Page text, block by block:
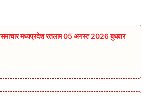
समाचार मध्यप्रदेश रतलाम 05 अगस्त 2026 बुधवार